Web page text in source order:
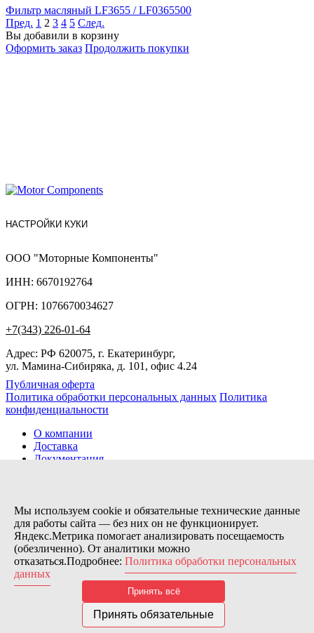
Фильтр масляный LF3655 / LF0365500
Пред. 1 2 3 4 5 След.
Вы добавили в корзину
Оформить заказ Продолжить покупки
НАСТРОЙКИ КУКИ
ООО "Моторные Компоненты"
ИНН: 6670192764
ОГРН: 1076670034627
+7(343) 226-01-64
Адрес: РФ 620075, г. Екатеринбург,
ул. Мамина-Сибиряка, д. 101, офис 4.24
Публичная оферта
Политика обработки персональных данных Политика
конфиденциальности
О компании
Доставка
Документация
Контакты
Заказов сегодня / Всего
21
11173
Нас можно найти тут:
© 2026 Motor Components. Все права защищены
Дизайн и разработка сайта
Nice’
В связи с возникшими затруднениями с поставками из-за
Мы используем cookie и обязательные технические данные
для работы сайта — без них он не функционирует.
Яндекс.Метрика помогает анализировать посещаемость
(обезличенно). От аналитики можно
отказаться.Подробнее: Политика обработки персональных
данных
Принять всё
Принять обязательные